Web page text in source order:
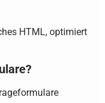
HTML, optimiert